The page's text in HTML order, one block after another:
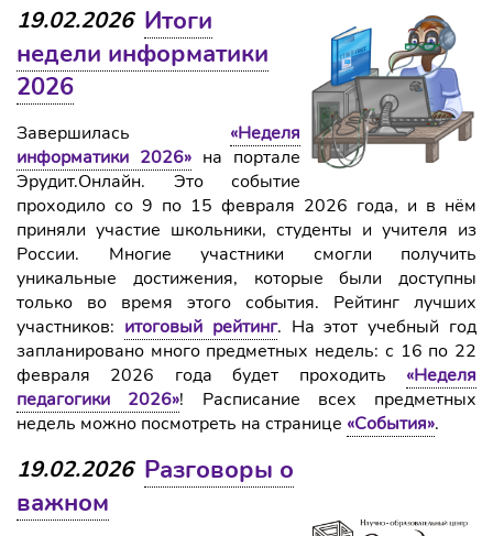
19.02.2026 Итоги
недели информатики
2026
Завершилась «Неделя
информатики 2026» на портале
Эрудит.Онлайн. Это событие
проходило со 9 по 15 февраля 2026 года, и в нём
приняли участие школьники, студенты и учителя из
России. Многие участники смогли получить
уникальные достижения, которые были доступны
только во время этого события. Рейтинг лучших
участников: итоговый рейтинг. На этот учебный год
запланировано много предметных недель: с 16 по 22
февраля 2026 года будет проходить «Неделя
педагогики 2026»! Расписание всех предметных
недель можно посмотреть на странице «События».
19.02.2026 Разговоры о
важном